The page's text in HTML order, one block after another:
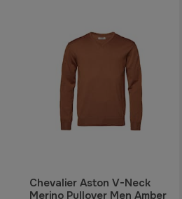
Chevalier Aston V-Neck
Merino Pullover Men Amber